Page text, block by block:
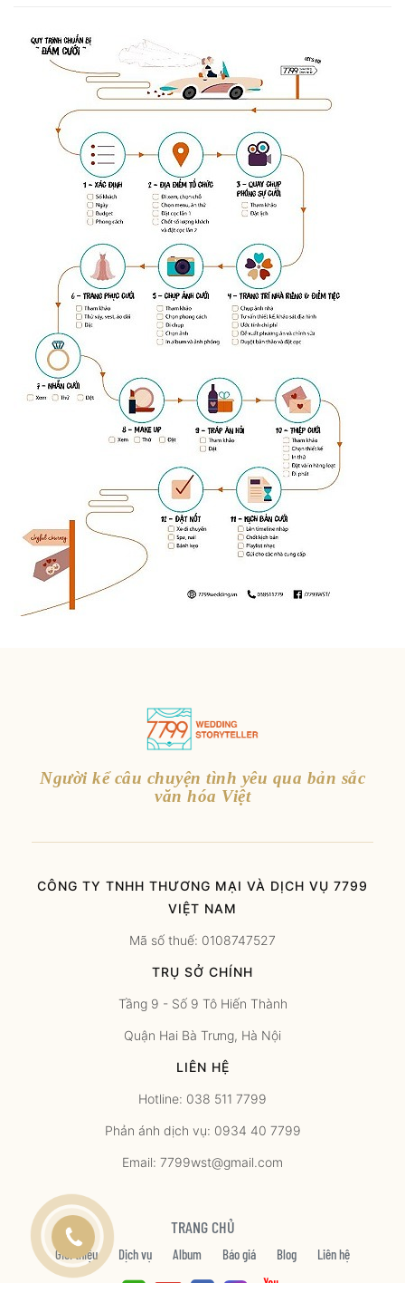
Người kể câu chuyện tình yêu qua bản sắc
văn hóa Việt
CÔNG TY TNHH THƯƠNG MẠI VÀ DỊCH VỤ 7799
VIỆT NAM
Mã số thuế: 0108747527
TRỤ SỞ CHÍNH
Tầng 9 - Số 9 Tô Hiến Thành
Quận Hai Bà Trưng, Hà Nội
LIÊN HỆ
Hotline: 038 511 7799
Phản ánh dịch vụ: 0934 40 7799
Email: 7799wst@gmail.com
TRANG CHỦ
Giới thiệu Dịch vụ Album Báo giá Blog Liên hệ